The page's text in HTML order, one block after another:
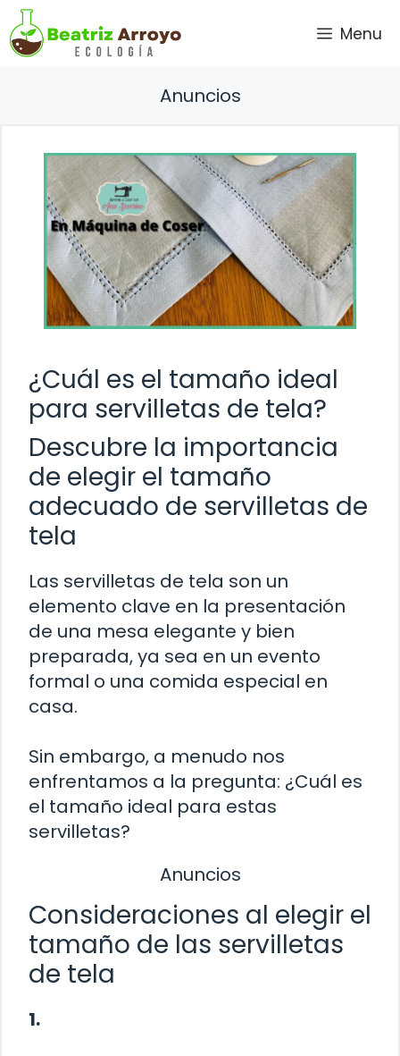
Saltar
al
contenido
Menu
Anuncios
¿Cuál es el tamaño ideal
para servilletas de tela?
Descubre la importancia
de elegir el tamaño
adecuado de servilletas de
tela
Las servilletas de tela son un
elemento clave en la presentación
de una mesa elegante y bien
preparada, ya sea en un evento
formal o una comida especial en
casa.
Sin embargo, a menudo nos
enfrentamos a la pregunta: ¿Cuál es
el tamaño ideal para estas
servilletas?
Anuncios
Consideraciones al elegir el
tamaño de las servilletas
de tela
1.